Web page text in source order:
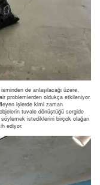
de anlaşılacağı üzere,
problemlerden oldukça etkileniyor.
işlerde kimi zaman
tuvale dönüştüğü sergide
söylemek istediklerini birçok olağan
ediyor.